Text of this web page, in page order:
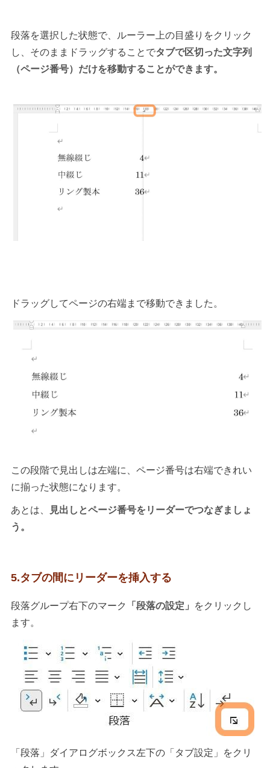
段落を選択した状態で、ルーラー上の目盛りをクリック
し、そのままドラッグすることでタブで区切った文字列
（ページ番号）だけを移動することができます。
ドラッグしてページの右端まで移動できました。
この段階で見出しは左端に、ページ番号は右端できれい
に揃った状態になります。
あとは、
見出しとページ番号をリーダーでつなぎましょ
う。
5.タブの間にリーダーを挿入する
段落グループ右下のマーク 「段落の設定」
をクリックし
ます。
「段落」ダイアログボックス左下の「タブ設定」をクリ